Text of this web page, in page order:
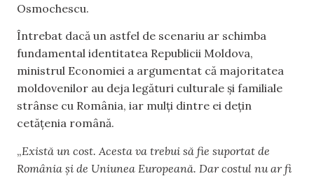
Osmochescu.
Întrebat dacă un astfel de scenariu ar schimba
fundamental identitatea Republicii Moldova,
ministrul Economiei a argumentat că majoritatea
moldovenilor au deja legături culturale și familiale
strânse cu România, iar mulți dintre ei dețin
cetățenia română.
„Există un cost. Acesta va trebui să fie suportat de
România și de Uniunea Europeană. Dar costul nu ar fi